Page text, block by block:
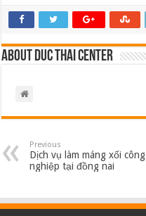
About Duc Thai Center
Previous
Dịch vụ làm máng xối công
nghiệp tại đồng nai